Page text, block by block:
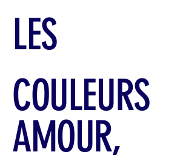
LES
COULEURS
AMOUR,